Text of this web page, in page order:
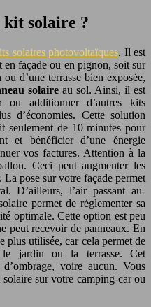
solaire ?
solaires photovoltaïques. Il est
en façade ou en pignon, soit sur
d’une terrasse bien exposée,
solaire au sol. Ainsi, il est
ou additionner d’autres kits
d’économies. Cette solution
seulement de 10 minutes pour
et bénéficier d’une énergie
vos factures. Attention à la
Ceci peut augmenter les
La pose sur votre façade permet
D’ailleurs, l’air passant au-
permet de réglementer sa
optimale. Cette option est peu
peut recevoir de panneaux. En
plus utilisée, car cela permet de
le jardin ou la terrasse. Cet
voire aucun. Vous
sur votre camping-car ou